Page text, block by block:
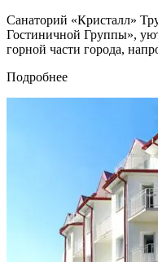
Санаторий «Кристалл»
Гостиничной Группы»,
горной части города,
Подробнее